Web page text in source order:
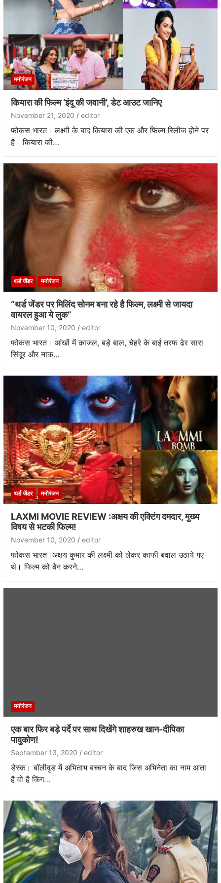
मनोरंजन
कियारा की फिल्म ‘इंदू की जवानी’, डेट आउट जानिए
November 21, 2020 editor
फोकस भारत। लक्ष्मी के बाद कियारा की एक और फिल्म रिलीज होने पर
है। कियारा की…
थर्ड जेंडर मनोरंजन
“थर्ड जेंडर पर मिलिंद सोनम बना रहे है फिल्म, लक्ष्मी से जायदा
वायरल हुआ ये लुक”
November 10, 2020 editor
फोकस भारत। आंखों में काजल, बड़े बाल, चेहरे के बाईं तरफ ढेर सारा
सिंदूर और नाक…
थर्ड जेंडर मनोरंजन
LAXMI MOVIE REVIEW :अक्षय की एक्टिंग दमदार, मुख्य
विषय से भटकी फिल्म!
November 10, 2020 editor
फोकस भारत।अक्षय कुमार की लक्ष्मी को लेकर काफी बवाल उठाये गए
थे। फिल्म को बैन करने…
मनोरंजन
एक बार फिर बड़े पर्दे पर साथ दिखेंगे शाहरुख खान-दीपिका
पादुकोण!
September 13, 2020 editor
डेस्क। बॉलीवुड में अभिताभ बच्चन के बाद जिस अभिनेता का नाम आता
है वो है किंग…